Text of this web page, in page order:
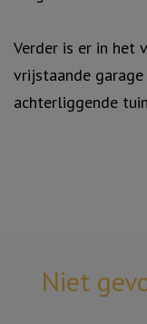
Verder is er in het
vrijstaande
achterliggende
Niet